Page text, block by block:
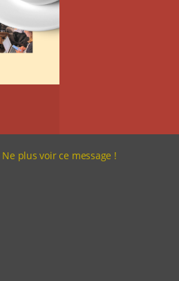
Ne plus voir ce message !